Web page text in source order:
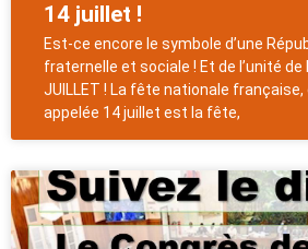
14 juillet !
Est-ce encore le symbole d’une
fraternelle et sociale ! Et de l’unité
JUILLET ! La fête nationale
appelée 14 juillet est la fête,